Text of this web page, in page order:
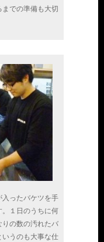
での準備も大切
ったバケツを手
１日のうちに何
の数の汚れたバ
うのも大事な仕